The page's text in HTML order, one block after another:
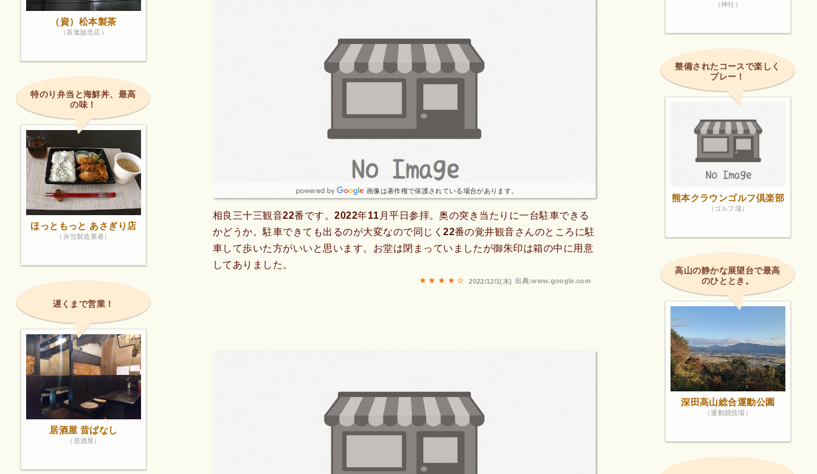
画像は著作権で保護されている場合があります。
相良三十三観音22番です。2022年11月平日参拝。奥の突き当たりに一台駐車できる
かどうか。駐車できても出るのが大変なので同じく22番の覚井観音さんのところに駐
車して歩いた方がいいと思います。お堂は閉まっていましたが御朱印は箱の中に用意
してありました。
出典:www.google.com
2022/12/1(木)
（資）松本製茶
（茶葉販売店）
特のり弁当と海鮮丼、最高
の味！
ほっともっと あさぎり店
（弁当製造業者）
遅くまで営業！
居酒屋 昔ばなし
（居酒屋）
（神社）
整備されたコースで楽しく
プレー！
熊本クラウンゴルフ倶楽部
（ゴルフ場）
高山の静かな展望台で最高
のひととき。
深田高山総合運動公園
（運動競技場）